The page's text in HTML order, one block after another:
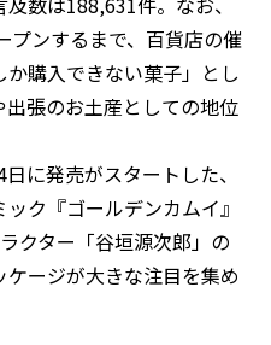
プンするまで、百貨店の催
購入できない菓子」とし
張のお土産としての地位
に発売がスタートした、
ク『ゴールデンカムイ』
クター「谷垣源次郎」の
ージが大きな注目を集め